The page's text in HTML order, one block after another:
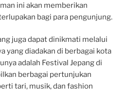
ini akan memberikan
bagi para pengunjung.
juga dapat dinikmati melalui
yang diadakan di berbagai kota
adalah Festival Jepang di
berbagai pertunjukan
tari, musik, dan fashion